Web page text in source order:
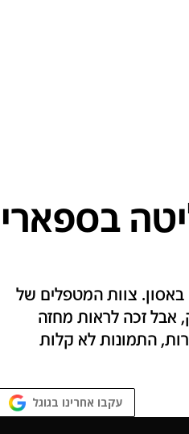
בספארי
באסון. צוות המטפלים של
אבל זכה לראות מחזה
התמונות לא קלות
עקבו אחרינו בגוגל